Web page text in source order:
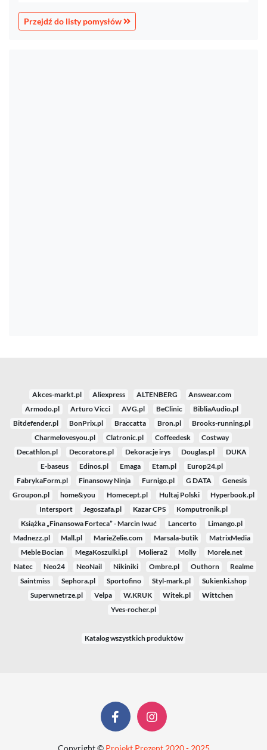
Przejdź do listy pomysłów
Akces-markt.pl Aliexpress ALTENBERG
Answear.com
Armodo.pl
Arturo Vicci AVG.pl BeClinic
BibliaAudio.pl
Bitdefender.pl
BonPrix.pl Braccatta Bron.pl
Brooks-running.pl
Charmelovesyou.pl
Clatronic.pl Coffeedesk
Costway
Decathlon.pl
Decoratore.pl Dekoracje irys Douglas.pl
DUKA
E-baseus
Edinos.pl Emaga Etam.pl
Europ24.pl
FabrykaForm.pl
Finansowy Ninja Furnigo.pl G DATA
Genesis
Groupon.pl
home&you Homecept.pl Hultaj Polski
Hyperbook.pl
Intersport
Jegoszafa.pl Kazar CPS
Komputronik.pl
Książka „Finansowa Forteca” - Marcin Iwuć
Lancerto
Limango.pl
Madnezz.pl
Mall.pl MarieZelie.com Marsala-butik
MatrixMedia
Meble Bocian
MegaKoszulki.pl Moliera2 Molly
Morele.net
Natec
Neo24 NeoNail Nikiniki Ombre.pl Outhorn
Realme
Saintmiss
Sephora.pl Sportofino Styl-mark.pl
Sukienki.shop
Superwnetrze.pl
Velpa W.KRUK Witek.pl
Wittchen
Yves-rocher.pl
Katalog wszystkich produktów